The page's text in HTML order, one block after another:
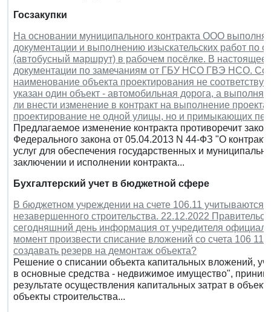
Госзакупки
На основании муниципального контракта ООО
документации и выполнению изыскательских работ по
(автобусный маршрут) в рабочем посёлке. В
документации по замечаниям от ГБУ НСО ГВЭ НСО.
наименование объекта проектирования не
указан один объект - автомобильная дорога, а
ли внести изменение в контракт на выполнение
проектирование не одной улицы, но и примыкающих
Предлагаемое изменение контракта противоречит
Федерального закона от 05.04.2013 N 44-ФЗ "О
услуг для обеспечения государственных и
заключении и исполнении контракта...
Бухгалтерский учет в бюджетной сфере
В бюджетном учреждении на счете 106.11 учитываются
незавершенного строительства. 22.12.2022
сегодняшний день информация от учредителя
момент произвести списание вложений со счета 106
создавать резерв на демонтаж объекта?
Решение о списании объекта капитальных вложений,
в основные средства - недвижимое имущество",
результате осуществления капитальных затрат в
объекты строительства...